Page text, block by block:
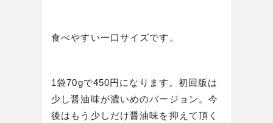
食べやすい一口サイズです。
1袋70gで450円になります。初回版は
少し醤油味が濃いめのバージョン。今
後はもう少しだけ醤油味を抑えて頂く